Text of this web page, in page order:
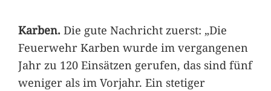
Karben.Die gute Nachricht zuerst: „Die
Feuerwehr Karben wurde im vergangenen
Jahr zu 120 Einsätzen gerufen, das sind fünf
weniger als im Vorjahr. Ein stetiger